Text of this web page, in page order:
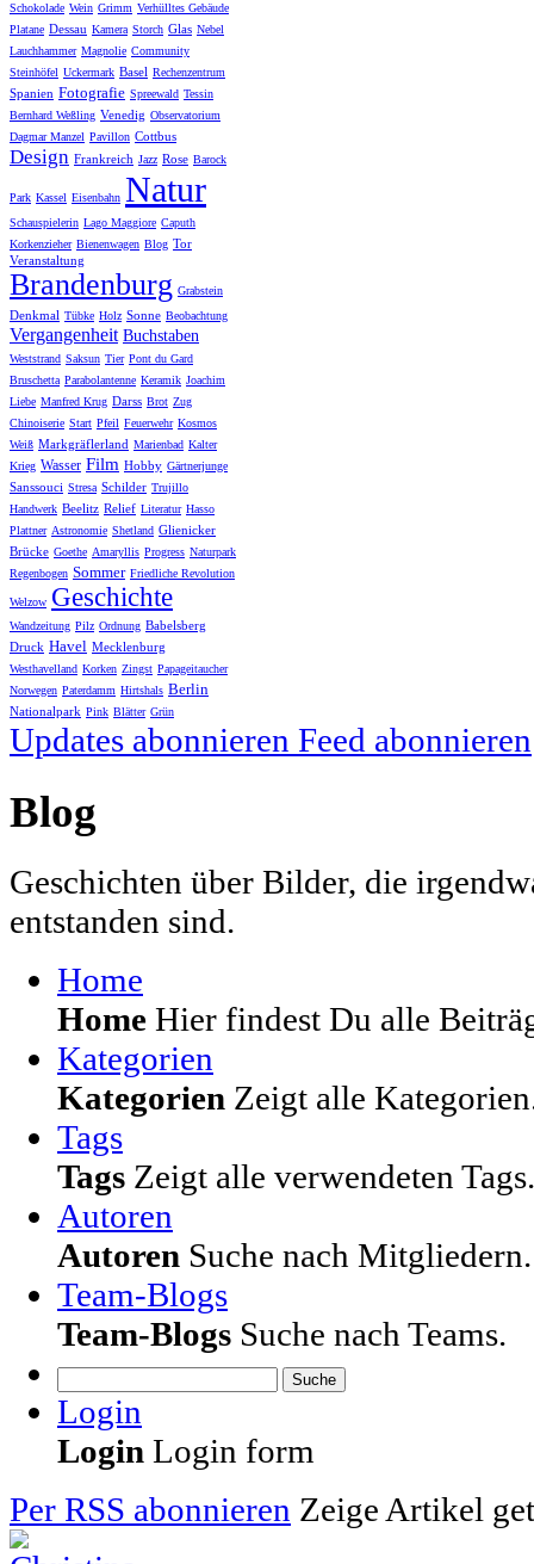
Schokolade Wein Grimm Verhülltes Gebäude
Platane Dessau Kamera Storch Glas Nebel
Lauchhammer Magnolie Community
Steinhöfel Uckermark Basel Rechenzentrum
Spanien Fotografie Spreewald Tessin
Bernhard Weßling Venedig Observatorium
Dagmar Manzel Pavillon Cottbus
Design Frankreich Jazz Rose Barock
Park Kassel Eisenbahn Natur
Schauspielerin Lago Maggiore Caputh
Korkenzieher Bienenwagen Blog Tor
Veranstaltung
Brandenburg Grabstein
Denkmal Tübke Holz Sonne Beobachtung
Vergangenheit Buchstaben
Weststrand Saksun Tier Pont du Gard
Bruschetta Parabolantenne Keramik Joachim
Liebe Manfred Krug Darss Brot Zug
Chinoiserie Start Pfeil Feuerwehr Kosmos
Weiß Markgräflerland Marienbad Kalter
Krieg Wasser Film Hobby Gärtnerjunge
Sanssouci Stresa Schilder Trujillo
Handwerk Beelitz Relief Literatur Hasso
Plattner Astronomie Shetland Glienicker
Brücke Goethe Amaryllis Progress Naturpark
Regenbogen Sommer Friedliche Revolution
Welzow Geschichte
Wandzeitung Pilz Ordnung Babelsberg
Druck Havel Mecklenburg
Westhavelland Korken Zingst Papageitaucher
Norwegen Paterdamm Hirtshals Berlin
Nationalpark Pink Blätter Grün
Updates abonnieren Feed abonnieren
Blog
Geschichten über Bilder, die
entstanden sind.
Home
Home Hier findest Du alle
Kategorien
Kategorien Zeigt alle
Tags
Tags Zeigt alle verwendeten Tags.
Autoren
Autoren Suche nach Mitgliedern.
Team-Blogs
Team-Blogs Suche nach Teams.
Suche
Login
Login Login form
Per RSS abonnieren Zeige Artikel